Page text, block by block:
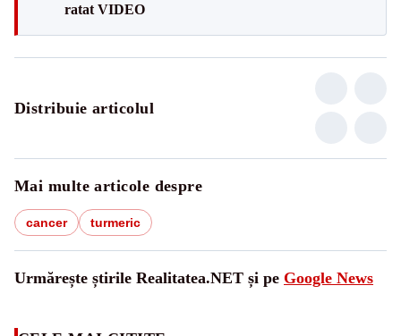
ratat VIDEO
Distribuie articolul
Mai multe articole despre
cancer turmeric
Urmărește știrile Realitatea.NET și pe Google News